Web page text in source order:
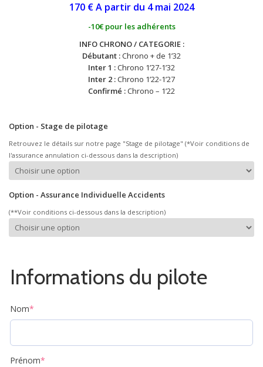
170 € A partir du 4 mai 2024
-10€ pour les adhérents
INFO CHRONO / CATEGORIE :
Débutant :Chrono + de 1’32
Inter 1 :Chrono 1’27-1’32
Inter 2 :Chrono 1’22-1’27
Confirmé :Chrono – 1’22
Option - Stage de pilotage
Retrouvez le détails sur notre page "Stage de pilotage" (*Voir conditions de
l'assurance annulation ci-dessous dans la description)
Option - Assurance Individuelle Accidents
(**Voir conditions ci-dessous dans la description)
Informations du pilote
Nom*
Prénom*